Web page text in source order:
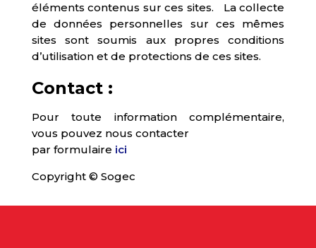
éléments contenus sur ces sites. La collecte
de données personnelles sur ces mêmes
sites sont soumis aux propres conditions
d’utilisation et de protections de ces sites.
Contact :
Pour toute information complémentaire,
vous pouvez nous contacter
par formulaire ici
Copyright © Sogec